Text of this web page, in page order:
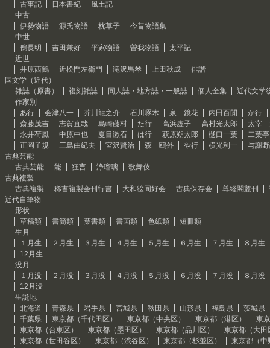
古事記
日本書紀
風土記
中古
伊勢物語
源氏物語 枕草子
今昔物語集
中世
鴨長明
吉田兼好 平家物語 曽我物語
太平記
近世
井原西鶴
近松門左衛門 滝沢馬琴 上田秋成
俳諧
国文学（近代）
雑誌（原書）
複刻雑誌 同人誌・地方誌・一般誌 個人全集
近代文学
作家別
あ行
会津八一 芥川龍之介 石川啄木 泉 鏡花 内田百閒
か行
斎藤茂吉
志賀直哉 島崎藤村 た行 高浜虚子 高村光太郎
太宰
永井荷風
中原中也 夏目漱石 は行 萩原朔太郎 樋口一葉
二葉
正岡子規
三島由紀夫 宮沢賢治 森 鴎外 や行 横光利一
与謝
古典芸能
古典芸能
能 狂言 浄瑠璃
歌舞伎
古典複製
古典複製
稀書複製会刊行書 大和絵同好会 古典保存会 尊経閣叢刊
近代自筆物
形状
草稿類
書簡類 葉書類 書画類 色紙類
短冊類
生月
１月生
２月生 ３月生 ４月生 ５月生 ６月生 ７月生
８月生
12月生
没月
１月没
２月没 ３月没 ４月没 ５月没 ６月没 ７月没
８月没
12月没
生誕地
北海道
青森県 岩手県 宮城県 秋田県 山形県 福島県
茨城県
千葉県
東京都（千代田区） 東京都（中央区） 東京都（港区）
東
東京都（台東区）
東京都（墨田区） 東京都（品川区）
東京都（大田
東京都（世田谷区）
東京都（渋谷区） 東京都（杉並区）
東京都（中